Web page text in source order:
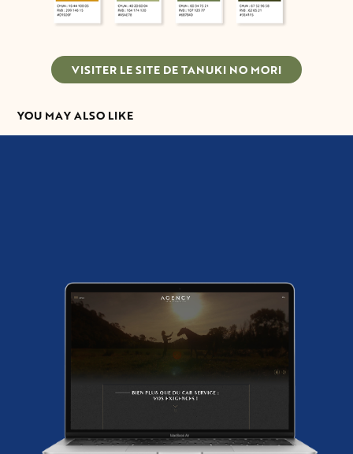
VISITER LE SITE DE TANUKI NO MORI
YOU MAY ALSO LIKE
AGENCY CAR SERVICE